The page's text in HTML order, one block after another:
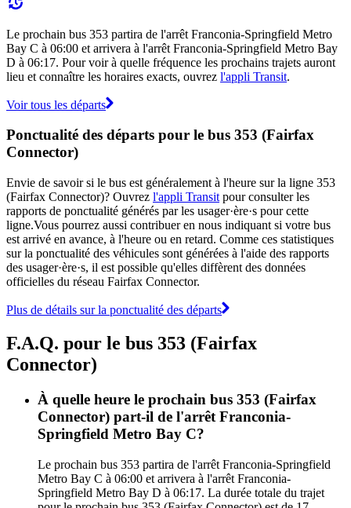
Le prochain bus 353 partira de l'arrêt Franconia-Springfield Metro
Bay C à 06:00 et arrivera à l'arrêt Franconia-Springfield Metro Bay
D à 06:17. Pour voir à quelle fréquence les prochains trajets auront
lieu et connaître les horaires exacts, ouvrez l'appli Transit.
Voir tous les départs
Ponctualité des départs pour le bus 353 (Fairfax
Connector)
Envie de savoir si le bus est généralement à l'heure sur la ligne 353
(Fairfax Connector)? Ouvrez l'appli Transit pour consulter les
rapports de ponctualité générés par les usager·ère·s pour cette
ligne.Vous pourrez aussi contribuer en nous indiquant si votre bus
est arrivé en avance, à l'heure ou en retard. Comme ces statistiques
sur la ponctualité des véhicules sont générées à l'aide des rapports
des usager·ère·s, il est possible qu'elles diffèrent des données
officielles du réseau Fairfax Connector.
Plus de détails sur la ponctualité des départs
F.A.Q. pour le bus 353 (Fairfax
Connector)
À quelle heure le prochain bus 353 (Fairfax
Connector) part-il de l'arrêt Franconia-
Springfield Metro Bay C?
Le prochain bus 353 partira de l'arrêt Franconia-Springfield
Metro Bay C à 06:00 et arrivera à l'arrêt Franconia-
Springfield Metro Bay D à 06:17. La durée totale du trajet